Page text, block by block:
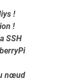
!
!
SSH
nœud